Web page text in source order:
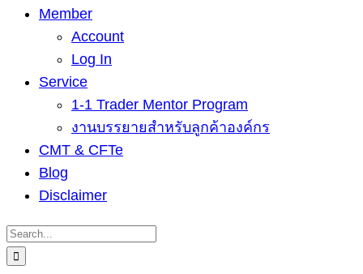
Member
Account
Log In
Service
1-1 Trader Mentor Program
งานบรรยายสำหรับลูกค้าองค์กร
CMT & CFTe
Blog
Disclaimer
Search
for: